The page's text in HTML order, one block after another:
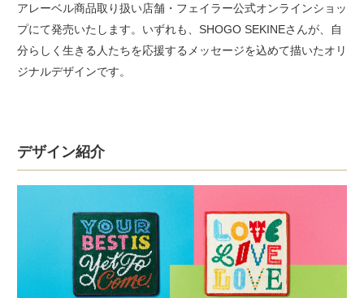
アレーベル商品取り扱い店舗・フェイラー公式オンラインショッ
プにて発売いたします。いずれも、SHOGO SEKINEさんが、自
分らしく生きる人たちを応援するメッセージを込めて描いたオリ
ジナルデザインです。
デザイン紹介